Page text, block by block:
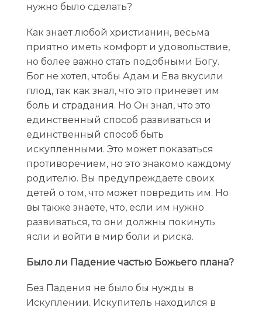
нужно было сделать?
Как знает любой христианин, весьма
приятно иметь комфорт и удовольствие,
но более важно стать подобными Богу.
Бог не хотел, чтобы Адам и Ева вкусили
плод, так как знал, что это приневет им
боль и страдания. Но Он знал, что это
единственный способ развиваться и
единственный способ быть
искупленными. Это может показаться
противоречием, но это знакомо каждому
родителю. Вы предупреждаете своих
детей о том, что может повредить им. Но
вы также знаете, что, если им нужно
развиваться, то они должны покинуть
ясли и войти в мир боли и риска.
Было ли Падение частью Божьего плана?
Без Падения не было бы нужды в
Искуплении. Искупитель находился в